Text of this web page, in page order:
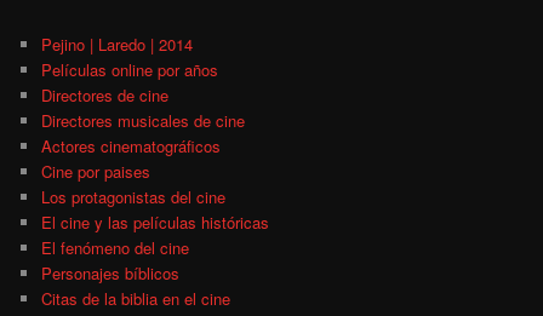
Pejino | Laredo | 2014
Películas online por años
Directores de cine
Directores musicales de cine
Actores cinematográficos
Cine por paises
Los protagonistas del cine
El cine y las películas históricas
El fenómeno del cine
Personajes bíblicos
Citas de la biblia en el cine